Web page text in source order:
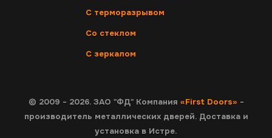
С терморазрывом
Со стеклом
С зеркалом
© 2009 - 2026. ЗАО "ФД" Компания «First Doors» -
производитель металлических дверей. Доставка и
установка в Истре.